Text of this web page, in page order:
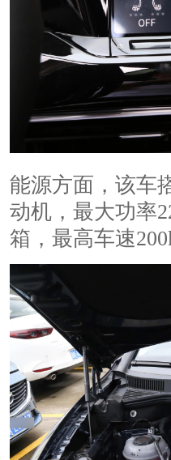
能源方面，该车
动机，最大功率
箱，最高车速